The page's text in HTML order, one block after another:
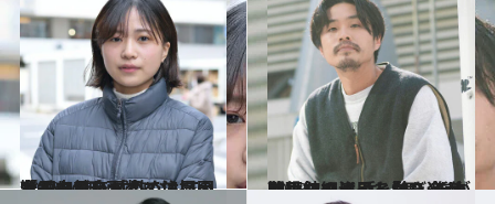
2023.4.13
「乗り越えなくていい困難もあるし 成熟なんてしなくていい」今、注目の 金子由里奈が初めて撮った“人”の映画
カルチャー 2023.4.7
映画館のバイトから道が開けた細川 岳 「舞いあがれ！」で注目を浴び 新作はぬいぐるみと向き合う難役に
カルチャー